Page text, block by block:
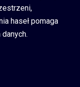
haseł pomaga